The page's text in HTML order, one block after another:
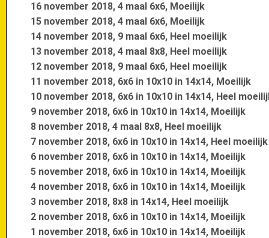
16 november 2018, 4 maal 6x6, Moeilijk
15 november 2018, 4 maal 6x6, Moeilijk
14 november 2018, 9 maal 6x6, Heel moeilijk
13 november 2018, 4 maal 8x8, Heel moeilijk
12 november 2018, 9 maal 6x6, Heel moeilijk
11 november 2018, 6x6 in 10x10 in 14x14, Moeilijk
10 november 2018, 6x6 in 10x10 in 14x14, Heel
9 november 2018, 6x6 in 10x10 in 14x14, Moeilijk
8 november 2018, 4 maal 8x8, Heel moeilijk
7 november 2018, 6x6 in 10x10 in 14x14, Heel moeilijk
6 november 2018, 6x6 in 10x10 in 14x14, Moeilijk
5 november 2018, 6x6 in 10x10 in 14x14, Moeilijk
4 november 2018, 6x6 in 10x10 in 14x14, Moeilijk
3 november 2018, 8x8 in 14x14, Heel moeilijk
2 november 2018, 6x6 in 10x10 in 14x14, Moeilijk
1 november 2018, 6x6 in 10x10 in 14x14, Moeilijk